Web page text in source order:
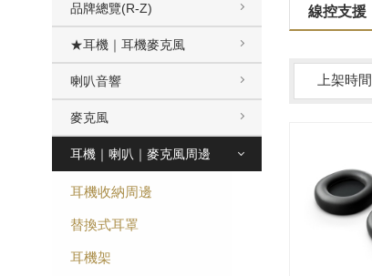
品牌總覽(R-Z)
★耳機｜耳機麥克風
喇叭音響
麥克風
耳機｜喇叭｜麥克風周邊
耳機收納周邊
替換式耳罩
耳機架
線控支援
上架時間